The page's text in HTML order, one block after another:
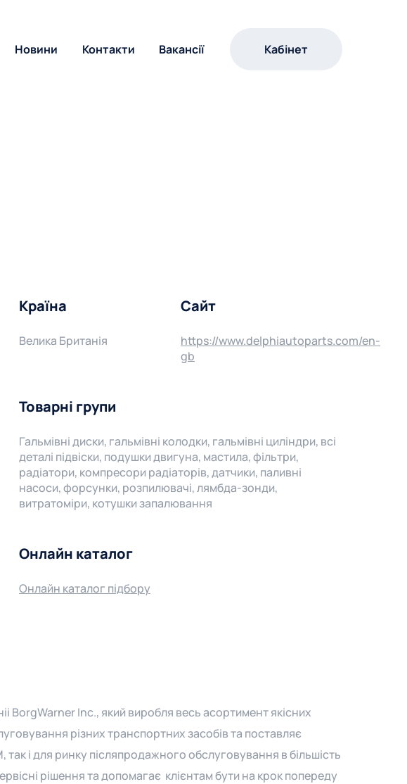
Новини Контакти Вакансії Кабінет
Країна
Велика Британія
Сайт
https://www.delphiautoparts.com/en-
gb
Товарні групи
Гальмівні диски, гальмівні колодки, гальмівні циліндри, всі
деталі підвіски, подушки двигуна, мастила, фільтри,
радіатори, компресори радіаторів, датчики, паливні
насоси, форсунки, розпилювачі, лямбда-зонди,
витратоміри, котушки запалювання
Онлайн каталог
Онлайн каталог підбору
BorgWarner Inc., який виробля весь асортимент якісних
різних транспортних засобів та поставляє
так і для ринку післяпродажного обслуговування в більшість
рішення та допомагає клієнтам бути на крок попереду